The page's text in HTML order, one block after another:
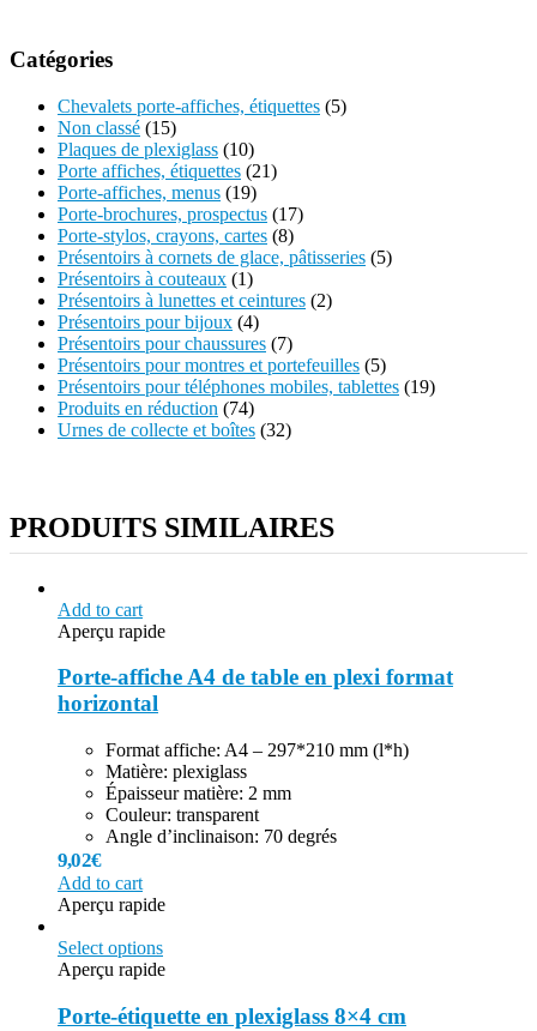
Catégories
Chevalets porte-affiches, étiquettes (5)
Non classé (15)
Plaques de plexiglass (10)
Porte affiches, étiquettes (21)
Porte-affiches, menus (19)
Porte-brochures, prospectus (17)
Porte-stylos, crayons, cartes (8)
Présentoirs à cornets de glace, pâtisseries (5)
Présentoirs à couteaux (1)
Présentoirs à lunettes et ceintures (2)
Présentoirs pour bijoux (4)
Présentoirs pour chaussures (7)
Présentoirs pour montres et portefeuilles (5)
Présentoirs pour téléphones mobiles, tablettes (19)
Produits en réduction (74)
Urnes de collecte et boîtes (32)
PRODUITS SIMILAIRES
Add to cart
Aperçu rapide
Porte-affiche A4 de table en plexi format
horizontal
Format affiche: A4 – 297*210 mm (l*h)
Matière: plexiglass
Épaisseur matière: 2 mm
Couleur: transparent
Angle d’inclinaison: 70 degrés
9,02€
Add to cart
Aperçu rapide
Select options
Aperçu rapide
Porte-étiquette en plexiglass 8×4 cm